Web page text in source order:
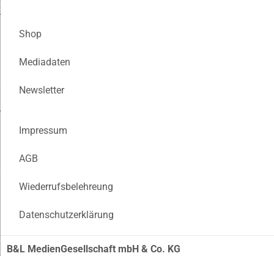
Shop
Mediadaten
Newsletter
Impressum
AGB
Wiederrufsbelehreung
Datenschutzerklärung
B&L MedienGesellschaft mbH & Co. KG